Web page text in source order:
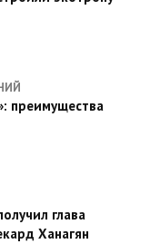
преимущества
глава
Ханагян